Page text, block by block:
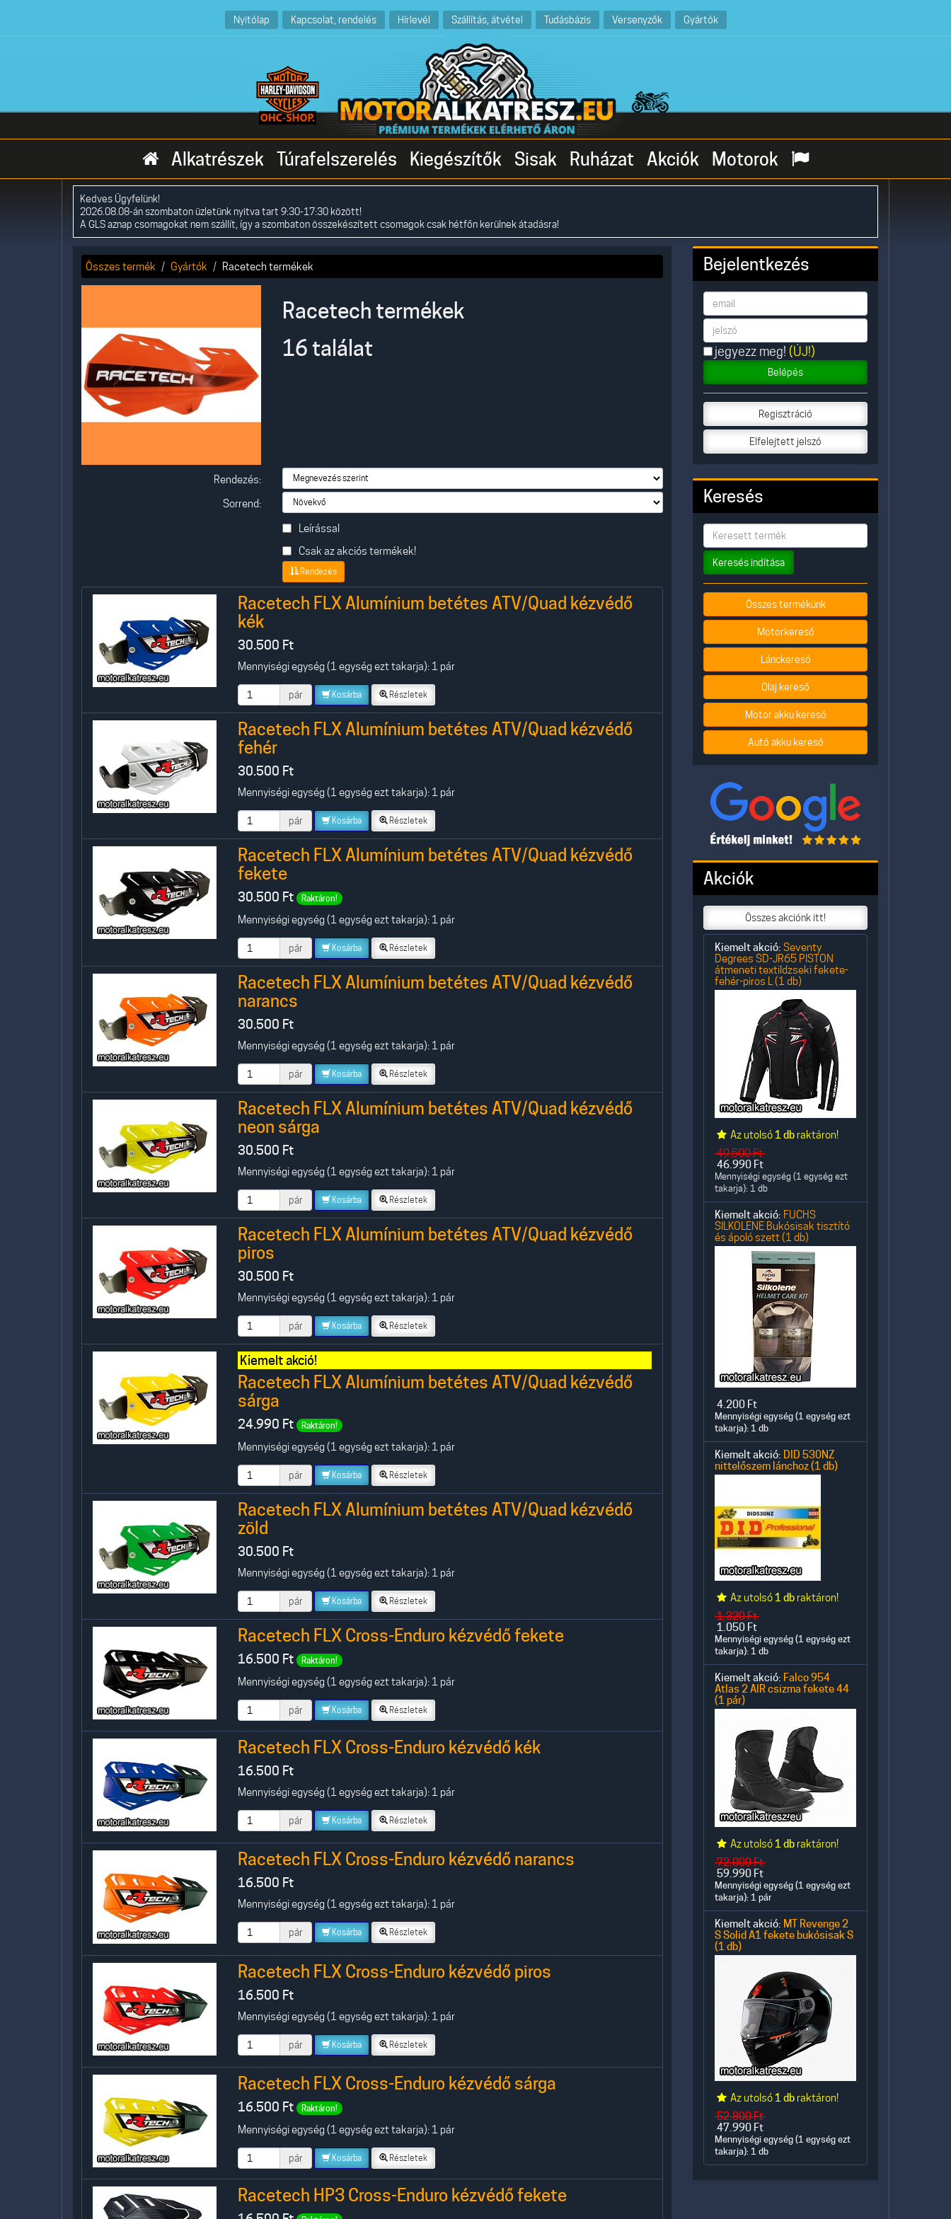
Nyitólap Kapcsolat, rendelés Hírlevél Szállítás, átvétel Tudásbázis Versenyzők Gyártók
Alkatrészek Túrafelszerelés Kiegészítők Sisak Ruházat Akciók Motorok
Kedves Ügyfelünk!
2026.08.08-án szombaton üzletünk nyitva tart 9:30-17:30 között!
A GLS aznap csomagokat nem szállít, így a szombaton összekészített csomagok csak hétfőn kerülnek átadásra!
Összes termék Gyártók Racetech termékek
Racetech termékek
16 találat
Rendezés:
Sorrend:
Leírással
Csak az akciós termékek!
Rendezés
Racetech FLX Alumínium betétes ATV/Quad kézvédő
kék
30.500 Ft
Mennyiségi egység (1 egység ezt takarja): 1 pár
pár Kosárba Részletek
Racetech FLX Alumínium betétes ATV/Quad kézvédő
fehér
30.500 Ft
Mennyiségi egység (1 egység ezt takarja): 1 pár
pár Kosárba Részletek
Racetech FLX Alumínium betétes ATV/Quad kézvédő
fekete
30.500 Ft Raktáron!
Mennyiségi egység (1 egység ezt takarja): 1 pár
pár Kosárba Részletek
Racetech FLX Alumínium betétes ATV/Quad kézvédő
narancs
30.500 Ft
Mennyiségi egység (1 egység ezt takarja): 1 pár
pár Kosárba Részletek
Racetech FLX Alumínium betétes ATV/Quad kézvédő
neon sárga
30.500 Ft
Mennyiségi egység (1 egység ezt takarja): 1 pár
pár Kosárba Részletek
Racetech FLX Alumínium betétes ATV/Quad kézvédő
piros
30.500 Ft
Mennyiségi egység (1 egység ezt takarja): 1 pár
pár Kosárba Részletek
Kiemelt akció!
Racetech FLX Alumínium betétes ATV/Quad kézvédő
sárga
24.990 Ft Raktáron!
Mennyiségi egység (1 egység ezt takarja): 1 pár
pár Kosárba Részletek
Racetech FLX Alumínium betétes ATV/Quad kézvédő
zöld
30.500 Ft
Mennyiségi egység (1 egység ezt takarja): 1 pár
pár Kosárba Részletek
Racetech FLX Cross-Enduro kézvédő fekete
16.500 Ft Raktáron!
Mennyiségi egység (1 egység ezt takarja): 1 pár
pár Kosárba Részletek
Racetech FLX Cross-Enduro kézvédő kék
16.500 Ft
Mennyiségi egység (1 egység ezt takarja): 1 pár
pár Kosárba Részletek
Racetech FLX Cross-Enduro kézvédő narancs
16.500 Ft
Mennyiségi egység (1 egység ezt takarja): 1 pár
pár Kosárba Részletek
Racetech FLX Cross-Enduro kézvédő piros
16.500 Ft
Mennyiségi egység (1 egység ezt takarja): 1 pár
pár Kosárba Részletek
Racetech FLX Cross-Enduro kézvédő sárga
16.500 Ft Raktáron!
Mennyiségi egység (1 egység ezt takarja): 1 pár
pár Kosárba Részletek
Racetech HP3 Cross-Enduro kézvédő fekete
Bejelentkezés
jegyezz meg! (ÚJ!)
Belépés
Regisztráció
Elfelejtett jelszó
Keresés
Keresés indítása
Összes termékünk
Motorkereső
Lánckereső
Olaj kereső
Motor akku kereső
Autó akku kereső
Akciók
Összes akciónk itt!
Kiemelt akció: Seventy
Degrees SD-JR65 PISTON
átmeneti textildzseki fekete-
fehér-piros L (1 db)
Az utolsó 1 db raktáron!
49.500Ft
46.990 Ft
Mennyiségi egység (1 egység ezt
takarja): 1 db
Kiemelt akció: FUCHS
SILKOLENE Bukósisak tisztító
és ápoló szett (1 db)
4.200 Ft
Mennyiségi egység (1 egység ezt
takarja): 1 db
Kiemelt akció: DID 530NZ
nittelőszem lánchoz (1 db)
Az utolsó 1 db raktáron!
1.320Ft
1.050 Ft
Mennyiségi egység (1 egység ezt
takarja): 1 db
Kiemelt akció: Falco 954
Atlas 2 AIR csizma fekete 44
(1 pár)
Az utolsó 1 db raktáron!
72.000Ft
59.990 Ft
Mennyiségi egység (1 egység ezt
takarja): 1 pár
Kiemelt akció: MT Revenge 2
S Solid A1 fekete bukósisak S
(1 db)
Az utolsó 1 db raktáron!
52.800Ft
47.990 Ft
Mennyiségi egység (1 egység ezt
takarja): 1 db